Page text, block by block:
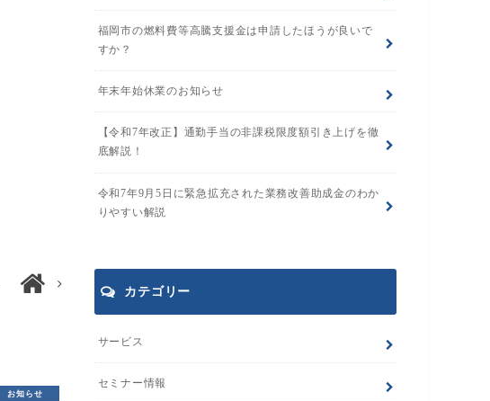
お知らせ
福岡市の燃料費等高騰支援金は申請したほうが良いで
すか？
年末年始休業のお知らせ
【令和7年改正】通勤手当の非課税限度額引き上げを徹
底解説！
令和7年9月5日に緊急拡充された業務改善助成金のわか
りやすい解説
カテゴリー
サービス
セミナー情報